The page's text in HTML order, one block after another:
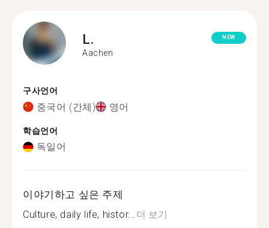
L.
Aachen
NEW
구사언어
중국어 (간체) 영어
학습언어
독일어
이야기하고 싶은 주제
Culture, daily life, histor...더 보기